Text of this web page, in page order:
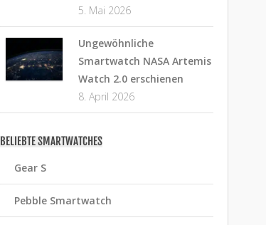
5. Mai 2026
Ungewöhnliche
Smartwatch NASA Artemis
Watch 2.0 erschienen
8. April 2026
BELIEBTE SMARTWATCHES
Gear S
Pebble Smartwatch